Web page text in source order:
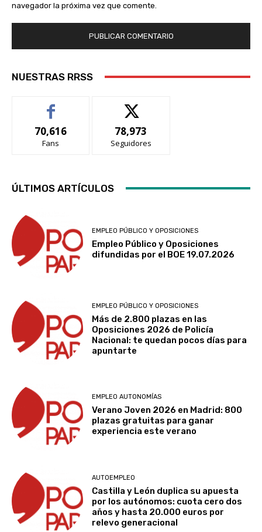
navegador la próxima vez que comente.
NUESTRAS RRSS
70,616
Fans
78,973
Seguidores
ÚLTIMOS ARTÍCULOS
EMPLEO PÚBLICO Y OPOSICIONES
Empleo Público y Oposiciones
difundidas por el BOE 19.07.2026
EMPLEO PÚBLICO Y OPOSICIONES
Más de 2.800 plazas en las
Oposiciones 2026 de Policía
Nacional: te quedan pocos días para
apuntarte
EMPLEO AUTONOMÍAS
Verano Joven 2026 en Madrid: 800
plazas gratuitas para ganar
experiencia este verano
AUTOEMPLEO
Castilla y León duplica su apuesta
por los autónomos: cuota cero dos
años y hasta 20.000 euros por
relevo generacional